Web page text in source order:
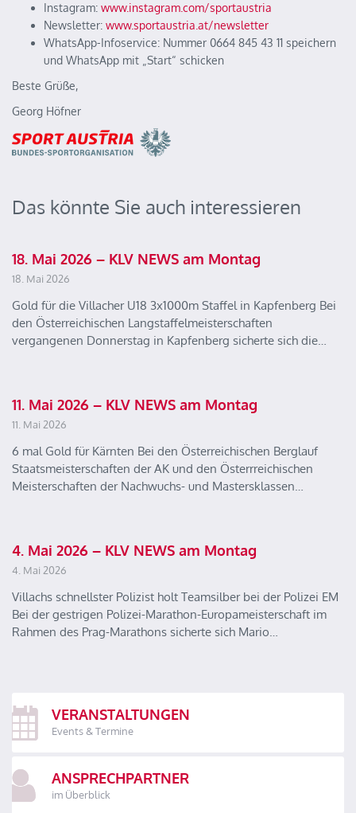
Instagram: www.instagram.com/sportaustria
Newsletter: www.sportaustria.at/newsletter
WhatsApp-Infoservice: Nummer 0664 845 43 11 speichern
und WhatsApp mit „Start“ schicken
Beste Grüße,
Georg Höfner
Das könnte Sie auch interessieren
18. Mai 2026 – KLV NEWS am Montag
18. Mai 2026
Gold für die Villacher U18 3x1000m Staffel in Kapfenberg Bei
den Österreichischen Langstaffelmeisterschaften
vergangenen Donnerstag in Kapfenberg sicherte sich die…
11. Mai 2026 – KLV NEWS am Montag
11. Mai 2026
6 mal Gold für Kärnten Bei den Österreichischen Berglauf
Staatsmeisterschaften der AK und den Österrreichischen
Meisterschaften der Nachwuchs- und Mastersklassen…
4. Mai 2026 – KLV NEWS am Montag
4. Mai 2026
Villachs schnellster Polizist holt Teamsilber bei der Polizei EM
Bei der gestrigen Polizei-Marathon-Europameisterschaft im
Rahmen des Prag-Marathons sicherte sich Mario…
VERANSTALTUNGEN
Events & Termine
ANSPRECHPARTNER
im Überblick